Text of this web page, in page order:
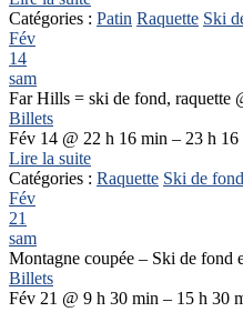
Catégories : Patin Raquette Ski
Fév
14
sam
Far Hills = ski de fond, raquette
Billets
Fév 14 @ 22 h 16 min – 23 h 16
Lire la suite
Catégories : Raquette Ski de fond
Fév
21
sam
Montagne coupée – Ski de fond
Billets
Fév 21 @ 9 h 30 min – 15 h 30